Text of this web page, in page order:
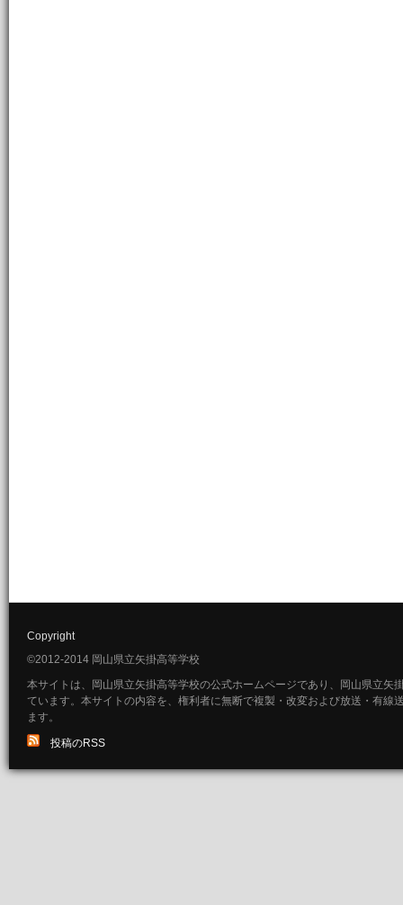
Copyright
©2012-2014 岡山県立矢掛高等学校
本サイトは、岡山県立矢掛高等学校の公式ホームページであり、岡山県立矢
ています。本サイトの内容を、権利者に無断で複製・改変および放送・有線
ます。
投稿のRSS